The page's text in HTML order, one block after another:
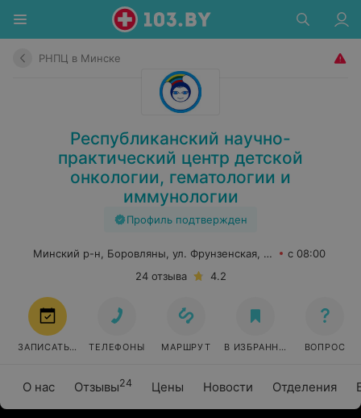
РНПЦ в Минске
Республиканский научно-
практический центр детской
онкологии, гематологии и
иммунологии
Профиль подтвержден
О нас Отзывы24 Цены Новости Отделения
Минский р-н, Боровляны, ул. Фрунзенская, 43
с 08:00
24 отзыва
4.2
ЗАПИСАТЬСЯ ТЕЛЕФОНЫ МАРШРУТ В ИЗБРАННОЕ ВОПРОС